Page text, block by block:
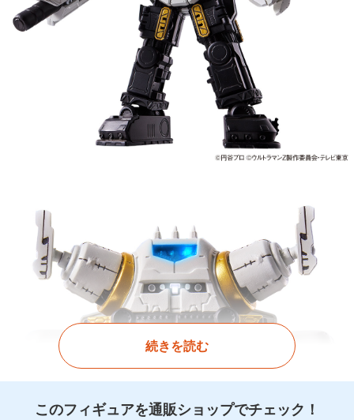
続きを読む
このフィギュアを通販ショップでチェック！